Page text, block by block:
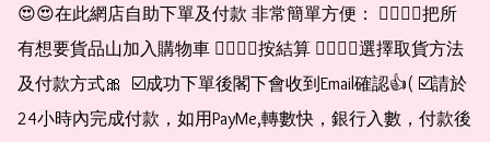
😍😍在此網店自助下單及付款 非常簡單方便： 👉🏻👉🏻把所
有想要貨品山加入購物車 👉🏻👉🏻按結算 👉🏻👉🏻選擇取貨方法
及付款方式🎀  ☑️成功下單後閣下會收到Email確認👍( ☑️請於
24小時內完成付款，如用PayMe,轉數快，銀行入數，付款後